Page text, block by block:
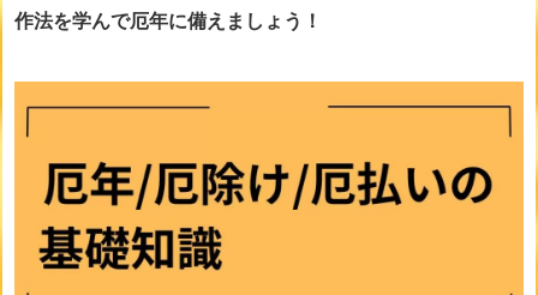
作法を学んで厄年に備えましょう！